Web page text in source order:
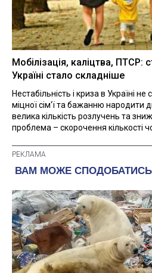
Мобілізація, каліцтва, ПТСР:
Україні стало складніше
Нестабільність і криза в Україні
міцної сім'ї та бажанню народити
велика кількість розлучень та
проблема – скорочення кількості